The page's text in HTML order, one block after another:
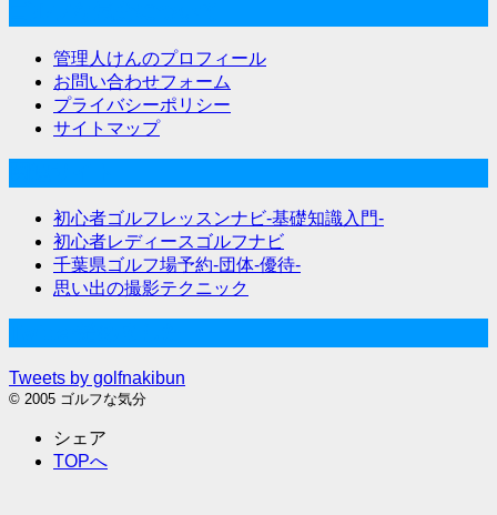
管理人けんのプロフィール
お問い合わせフォーム
プライバシーポリシー
サイトマップ
初心者ゴルフレッスンナビ-基礎知識入門-
初心者レディースゴルフナビ
千葉県ゴルフ場予約-団体-優待-
思い出の撮影テクニック
Tweets by golfnakibun
© 2005 ゴルフな気分
シェア
TOPへ